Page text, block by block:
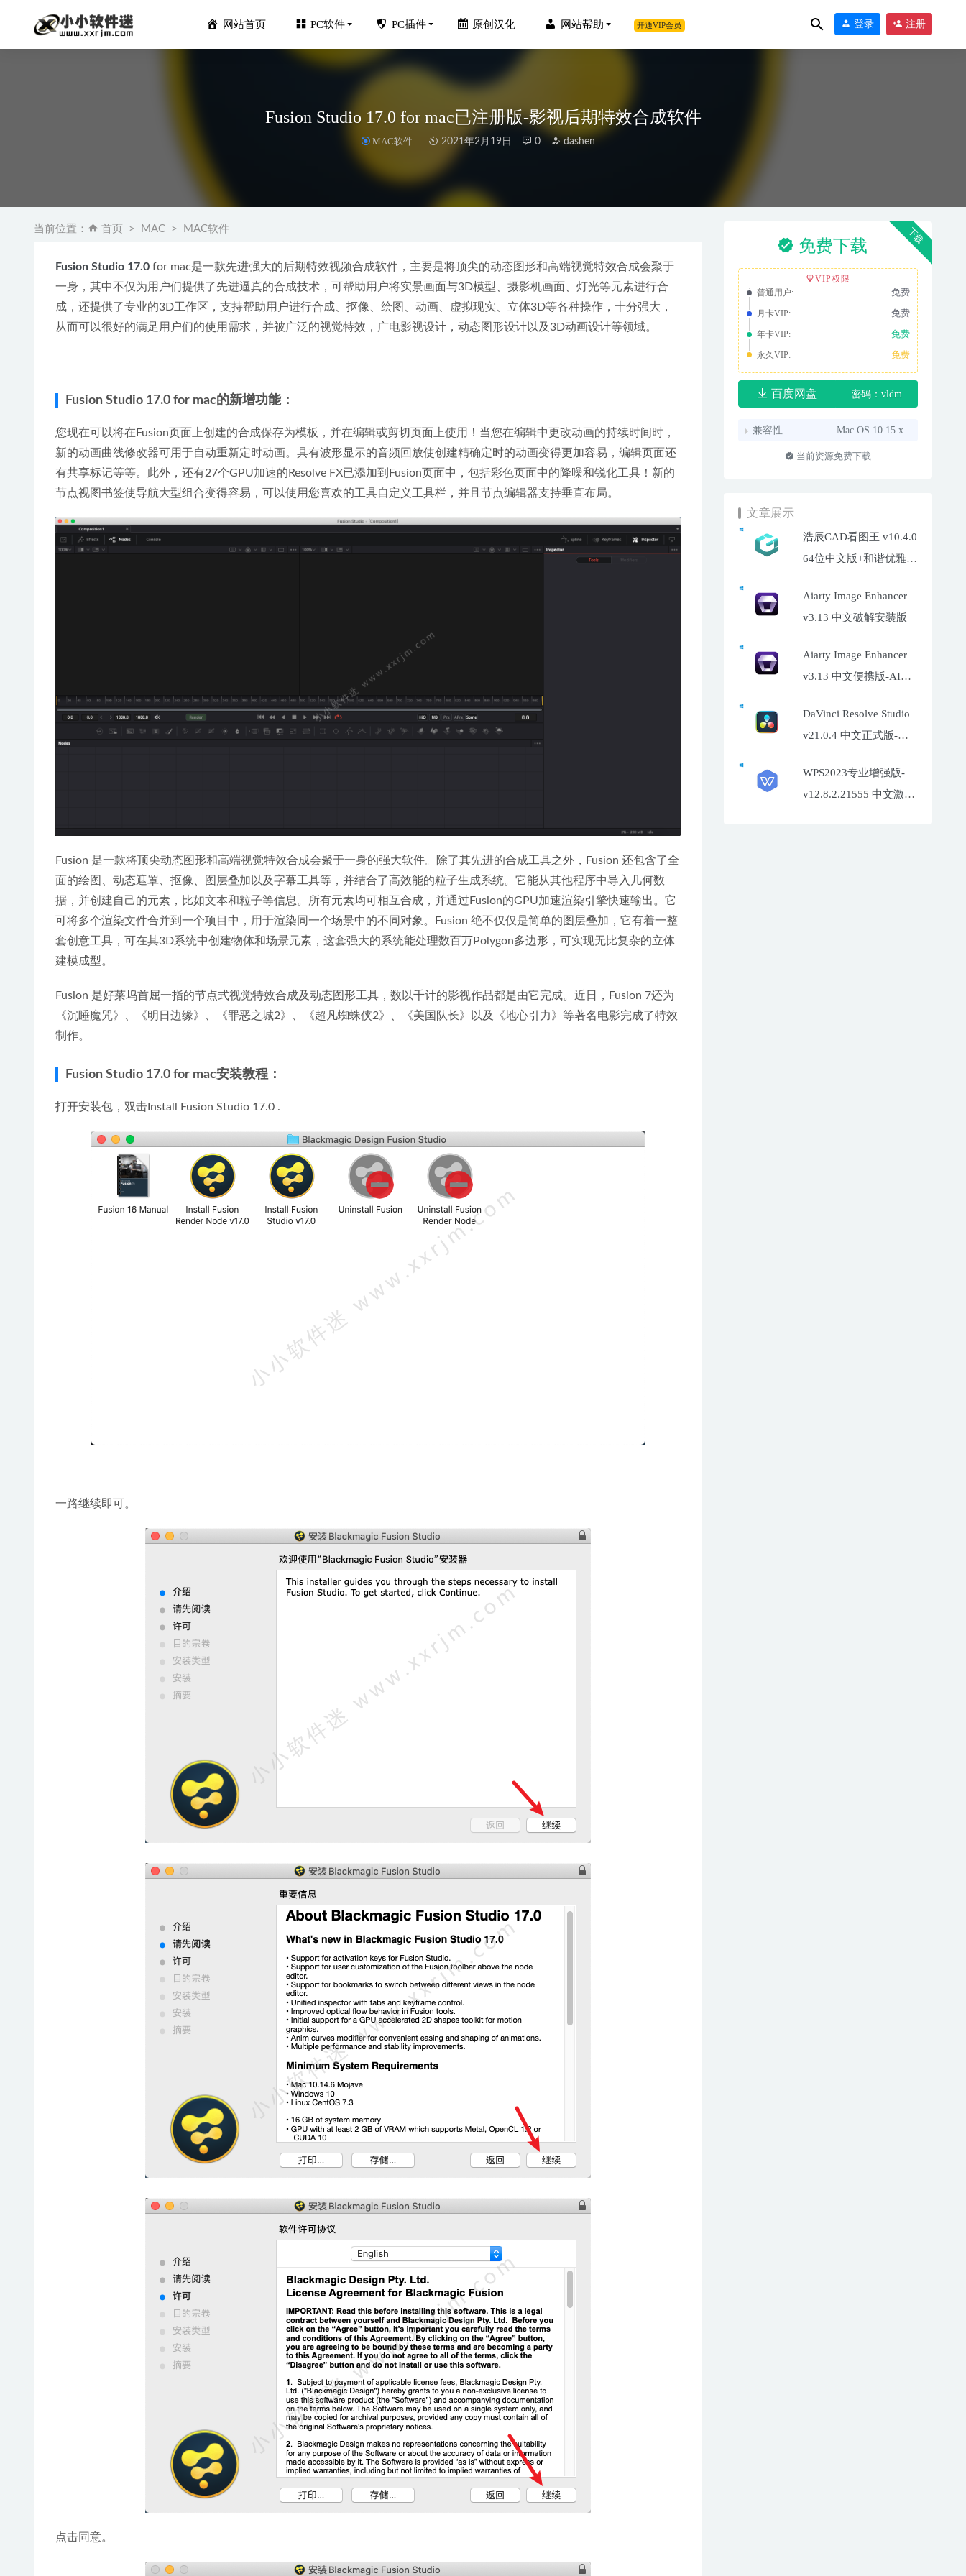
网站首页 PC软件 PC插件 原创汉化 网站帮助 开通VIP会员 登录 注册
Fusion Studio 17.0 for mac已注册版-影视后期特效合成软件
MAC软件 2021年2月19日 0 dashen
当前位置： 首页 MAC MAC软件
Fusion Studio 17.0 for mac是一款先进强大的后期特效视频合成软件，主要是将顶尖的动态图形和高端视觉特效合成会聚于
一身，其中不仅为用户们提供了先进逼真的合成技术，可帮助用户将实景画面与3D模型、摄影机画面、灯光等元素进行合
成，还提供了专业的3D工作区，支持帮助用户进行合成、抠像、绘图、动画、虚拟现实、立体3D等各种操作，十分强大，
从而可以很好的满足用户们的使用需求，并被广泛的视觉特效，广电影视设计，动态图形设计以及3D动画设计等领域。
Fusion Studio 17.0 for mac的新增功能：
您现在可以将在Fusion页面上创建的合成保存为模板，并在编辑或剪切页面上使用！当您在编辑中更改动画的持续时间时，
新的动画曲线修改器可用于自动重新定时动画。具有波形显示的音频回放使创建精确定时的动画变得更加容易，编辑页面还
有共享标记等等。 此外，还有27个GPU加速的Resolve FX已添加到Fusion页面中，包括彩色页面中的降噪和锐化工具！新的
节点视图书签使导航大型组合变得容易，可以使用您喜欢的工具自定义工具栏，并且节点编辑器支持垂直布局。
Fusion 是一款将顶尖动态图形和高端视觉特效合成会聚于一身的强大软件。除了其先进的合成工具之外，Fusion 还包含了全
面的绘图、动态遮罩、抠像、图层叠加以及字幕工具等，并结合了高效能的粒子生成系统。它能从其他程序中导入几何数
据，并创建自己的元素，比如文本和粒子等信息。所有元素均可相互合成，并通过Fusion的GPU加速渲染引擎快速输出。它
可将多个渲染文件合并到一个项目中，用于渲染同一个场景中的不同对象。Fusion 绝不仅仅是简单的图层叠加，它有着一整
套创意工具，可在其3D系统中创建物体和场景元素，这套强大的系统能处理数百万Polygon多边形，可实现无比复杂的立体
建模成型。
Fusion 是好莱坞首屈一指的节点式视觉特效合成及动态图形工具，数以千计的影视作品都是由它完成。近日，Fusion 7还为
《沉睡魔咒》、《明日边缘》、《罪恶之城2》、《超凡蜘蛛侠2》、《美国队长》以及《地心引力》等著名电影完成了特效
制作。
Fusion Studio 17.0 for mac安装教程：
打开安装包，双击Install Fusion Studio 17.0 .
一路继续即可。
点击同意。
下载
免费下载
VIP权限
普通用户:
免费
月卡VIP: 免费
年卡VIP: 免费
永久VIP: 免费
百度网盘 密码：vldm
兼容性 Mac OS 10.15.x
当前资源免费下载
文章展示
浩辰CAD看图王 v10.4.0
64位中文版+和谐优雅补
Aiarty Image Enhancer
v3.13 中文破解安装版
Aiarty Image Enhancer
v3.13 中文便携版-AI照
DaVinci Resolve Studio
v21.0.4 中文正式版-达
WPS2023专业增强版-
v12.8.2.21555 中文激活
Flash Player(Flash插件) v34.0.0.305 纯净版 2023-12-13
JetBrains ReSharper中文激活版v2022.3.1.0 2023-01-30
Topaz Video AI 5.0.0 中文汉化破解版 2024-04-03